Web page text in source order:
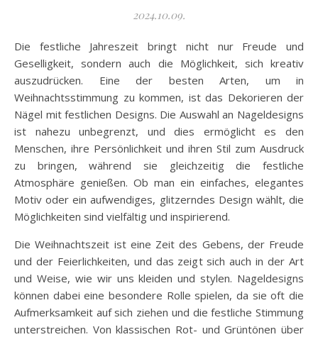
2024.10.09.
Die festliche Jahreszeit bringt nicht nur Freude und
Geselligkeit, sondern auch die Möglichkeit, sich kreativ
auszudrücken. Eine der besten Arten, um in
Weihnachtsstimmung zu kommen, ist das Dekorieren der
Nägel mit festlichen Designs. Die Auswahl an Nageldesigns
ist nahezu unbegrenzt, und dies ermöglicht es den
Menschen, ihre Persönlichkeit und ihren Stil zum Ausdruck
zu bringen, während sie gleichzeitig die festliche
Atmosphäre genießen. Ob man ein einfaches, elegantes
Motiv oder ein aufwendiges, glitzerndes Design wählt, die
Möglichkeiten sind vielfältig und inspirierend.
Die Weihnachtszeit ist eine Zeit des Gebens, der Freude
und der Feierlichkeiten, und das zeigt sich auch in der Art
und Weise, wie wir uns kleiden und stylen. Nageldesigns
können dabei eine besondere Rolle spielen, da sie oft die
Aufmerksamkeit auf sich ziehen und die festliche Stimmung
unterstreichen. Von klassischen Rot- und Grüntönen über